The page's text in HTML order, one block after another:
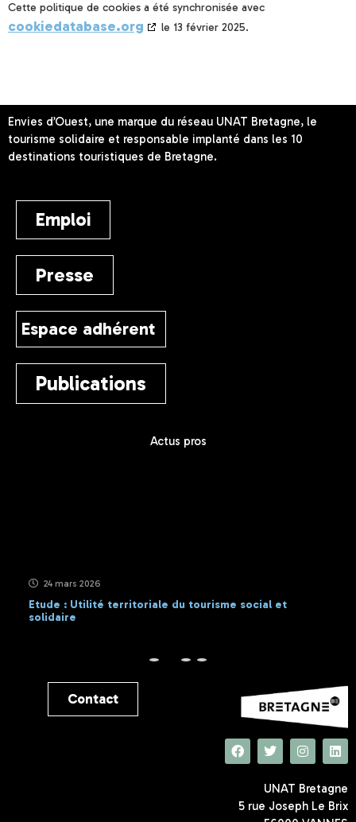
Cette politique de cookies a été synchronisée avec
cookiedatabase.org le 13 février 2025.
Envies d’Ouest, une marque du réseau UNAT Bretagne, le
tourisme solidaire et responsable implanté dans les 10
destinations touristiques de Bretagne.
Emploi
Presse
Espace adhérent
Publications
Actus pros
24 mars 2026
Etude : Utilité territoriale du tourisme social et
solidaire
Contact
UNAT Bretagne
5 rue Joseph Le Brix